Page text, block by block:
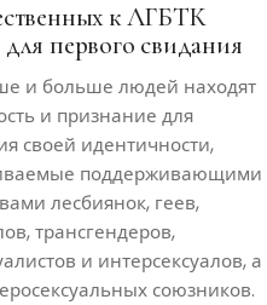
к ЛГБТК
первого свидания
и больше людей находят
и признание для
своей идентичности,
поддерживающими
лесбиянок, геев,
трансгендеров,
и интерсексуалов, а
союзников.